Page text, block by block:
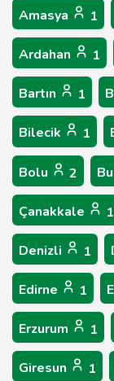
Amasya 1
Ardahan 1
Bartın 1
Bilecik 1
Bolu 2
Çanakkale 1
Denizli 1
Edirne 1
Erzurum 1
Giresun 1